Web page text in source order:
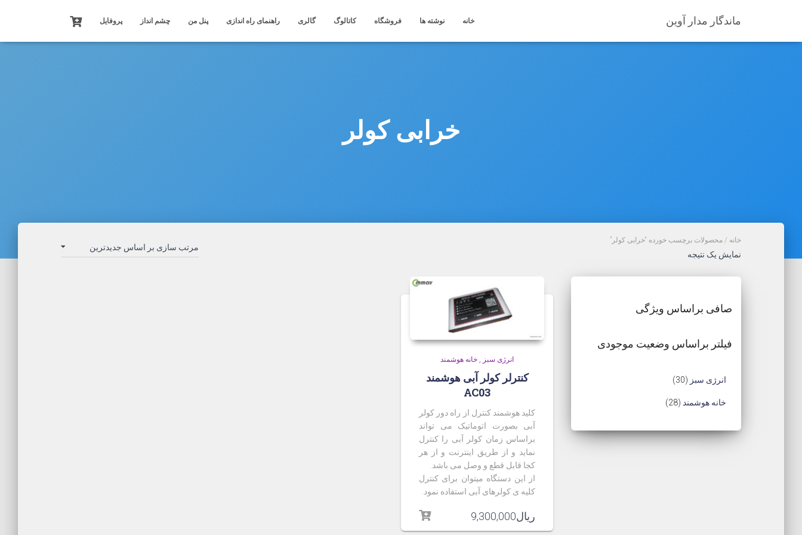
ماندگار مدار آوین خانه نوشته ها فروشگاه کاتالوگ گالری راهنمای راه اندازی پنل من چشم انداز پروفایل
خرابی کولر
خانه / محصولات برچسب خورده “خرابی کولر”
نمایش یک نتیجه
صافی براساس ویژگی
فیلتر براساس وضعیت موجودی
انرژی سبز 30
3
0
ح
خانه هوشمند 28
2
م
انرژی سبز خانه هوشمند
کنترلر کولر آبی هوشمند
AC03
کلید هوشمند کنترل از راه دور کولر
آبی بصورت اتوماتیک می تواند
براساس زمان کولر آبی را کنترل
نماید و از طریق اینترنت و از هر
کجا قابل قطع و وصل می باشد.
از این دستگاه میتوان برای کنترل
کلیه ی کولرهای آبی استفاده نمود.
ریال9,300,000